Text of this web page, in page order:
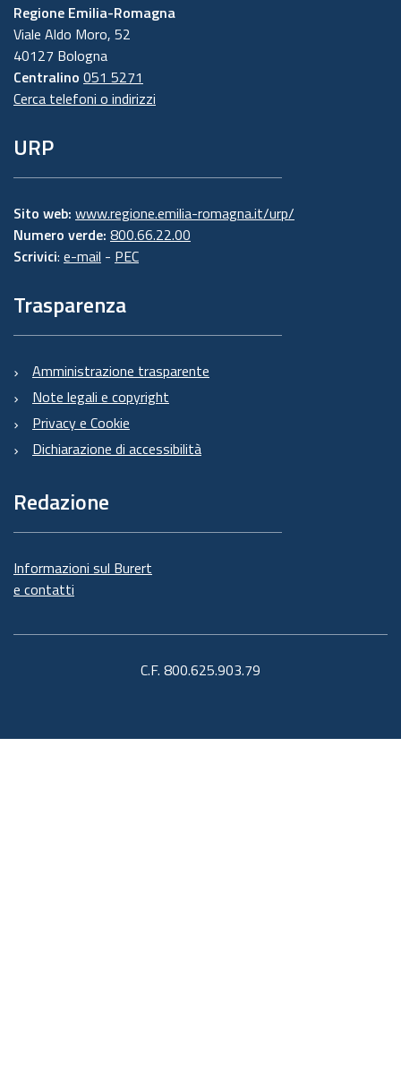
Regione Emilia-Romagna
Viale Aldo Moro, 52
40127 Bologna
Centralino 051 5271
Cerca telefoni o indirizzi
URP
Sito web: www.regione.emilia-romagna.it/urp/
Numero verde: 800.66.22.00
Scrivici: e-mail - PEC
Trasparenza
Amministrazione trasparente
Note legali e copyright
Privacy e Cookie
Dichiarazione di accessibilità
Redazione
Informazioni sul Burert
e contatti
C.F. 800.625.903.79